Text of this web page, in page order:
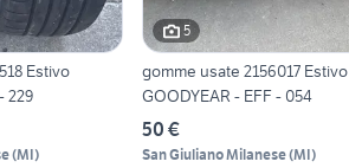
Estivo
229
(MI)
5
gomme usate 2156017 Estivo
GOODYEAR - EFF - 054
50 €
San Giuliano Milanese(MI)